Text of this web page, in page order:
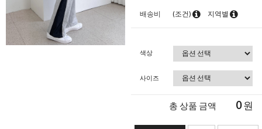
배송비 (조건) 지역별
색상
사이즈
총 상품 금액 0원